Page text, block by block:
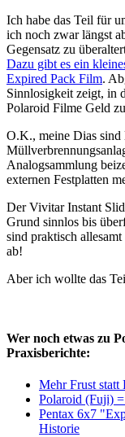
Ich habe das Teil für
ich noch zwar längst
Gegensatz zu
Dazu gibt es ein
Expired Pack Film.
Sinnlosigkeit zeigt, in
Polaroid Filme Geld
O.K., meine Dias sind
Analogsammlung
externen Festplatten
Der Vivitar Instant
Grund sinnlos bis
sind praktisch
ab!
Aber ich wollte das
Wer noch etwas zu
Praxisberichte:
Mehr Frust
Polaroid (Fuji)
Pentax 6x7
Historie